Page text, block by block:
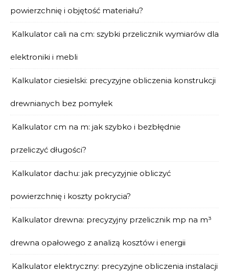
powierzchnię i objętość materiału?
Kalkulator cali na cm: szybki przelicznik wymiarów dla
elektroniki i mebli
Kalkulator ciesielski: precyzyjne obliczenia konstrukcji
drewnianych bez pomyłek
Kalkulator cm na m: jak szybko i bezbłędnie
przeliczyć długości?
Kalkulator dachu: jak precyzyjnie obliczyć
powierzchnię i koszty pokrycia?
Kalkulator drewna: precyzyjny przelicznik mp na m³
drewna opałowego z analizą kosztów i energii
Kalkulator elektryczny: precyzyjne obliczenia instalacji